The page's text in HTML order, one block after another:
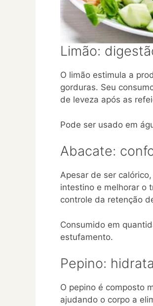
Limão:
O limão estimula a
gorduras. Seu
de leveza após as
Pode ser usado em
Abacate:
Apesar de ser
intestino e melhorar o
controle da retenção
Consumido em
estufamento.
Pepino:
O pepino é composto
ajudando o corpo a